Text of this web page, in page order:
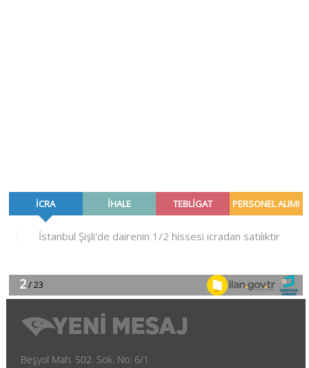
Beşyol Mah. 502. Sok. No: 6/1